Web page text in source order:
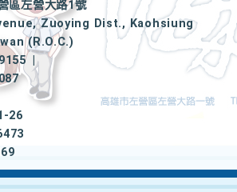
區左營大路1號
Zuoying Dist., Kaohsiung
(R.O.C.)
|
26